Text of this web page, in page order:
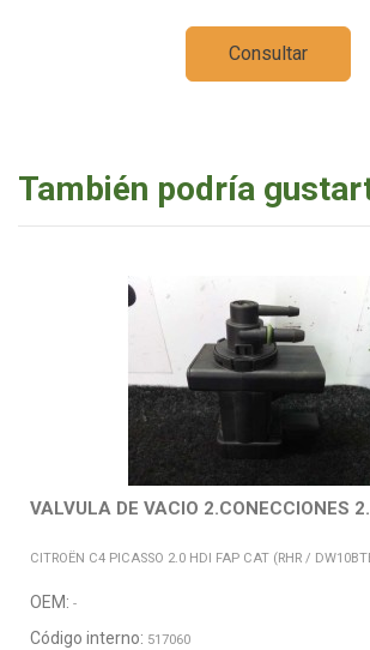
Consultar
También podría
VALVULA DE VACIO 2.CONECCIONES
CITROËN C4 PICASSO 2.0 HDI FAP CAT (RHR /
OEM: -
Código interno: 517060